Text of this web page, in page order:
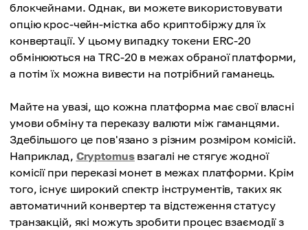
блокчейнами. Однак, ви можете використовувати
опцію крос-чейн-містка або криптобіржу для їх
конвертації. У цьому випадку токени ERC-20
обмінюються на TRC-20 в межах обраної платформи,
а потім їх можна вивести на потрібний гаманець.
Майте на увазі, що кожна платформа має свої власні
умови обміну та переказу валюти між гаманцями.
Здебільшого це пов'язано з різним розміром комісій.
Наприклад, Cryptomusвзагалі не стягує жодної
комісії при переказі монет в межах платформи. Крім
того, існує широкий спектр інструментів, таких як
автоматичний конвертер та відстеження статусу
транзакцій, які можуть зробити процес взаємодії з